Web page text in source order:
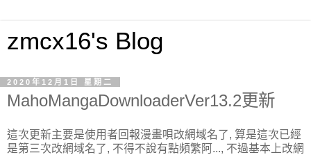
zmcx16's Blog
2020年12月1日 星期二
MahoMangaDownloaderVer13.2更新
這次更新主要是使用者回報漫畫唄改網域名了, 算是這次已經
是第三次改網域名了, 不得不說有點頻繁阿..., 不過基本上改網